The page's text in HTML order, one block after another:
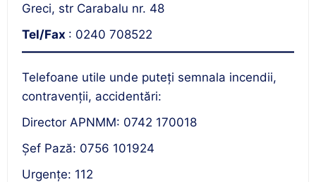
Greci, str Carabalu nr. 48
Tel/Fax : 0240 708522
Telefoane utile unde puteţi semnala incendii,
contravenţii, accidentări:
Director APNMM: 0742 170018
Șef Pază: 0756 101924
Urgenţe: 112